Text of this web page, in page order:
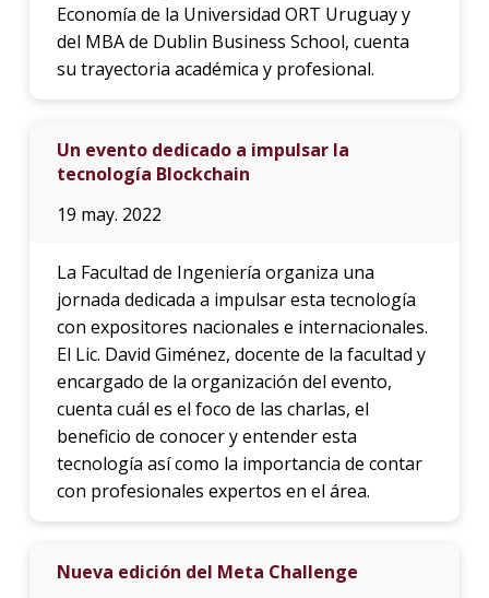
Economía de la Universidad ORT Uruguay y
del MBA de Dublin Business School, cuenta
su trayectoria académica y profesional.
Un evento dedicado a impulsar la
tecnología Blockchain
19 may. 2022
La Facultad de Ingeniería organiza una
jornada dedicada a impulsar esta tecnología
con expositores nacionales e internacionales.
El Lic. David Giménez, docente de la facultad y
encargado de la organización del evento,
cuenta cuál es el foco de las charlas, el
beneficio de conocer y entender esta
tecnología así como la importancia de contar
con profesionales expertos en el área.
Nueva edición del Meta Challenge